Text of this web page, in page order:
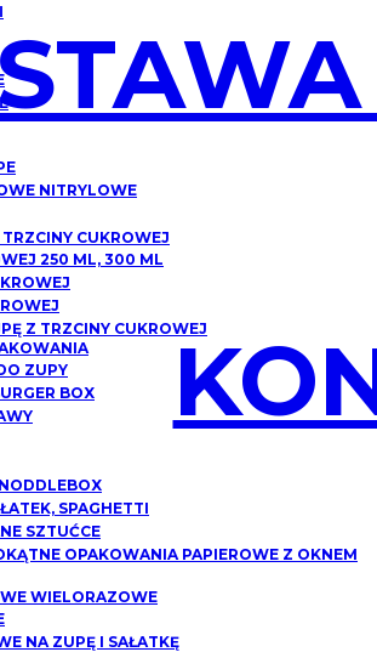
NITRYLOWE
CUKROWEJ
250 ML, 300 ML
Z TRZCINY CUKROWEJ
ZUPY
BOX
SPAGHETTI
SZTUĆCE
OPAKOWANIA PAPIEROWE Z OKNEM
WIELORAZOWE
NA ZUPĘ I SAŁATKĘ